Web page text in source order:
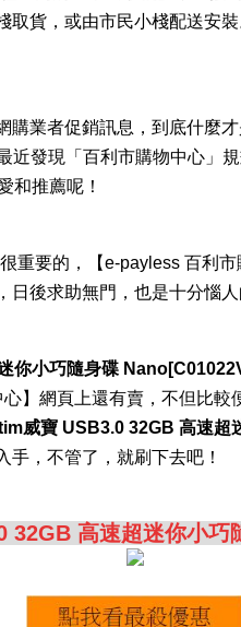
貨，或由市民小棧配送安
業者促銷訊息，到底什麼
近發現「百利市購物中心」
和推薦呢！
重要的，【e-payless 百利
後求助無門，也是十分惱人
你小巧隨身碟
】網頁上還有賣，不但比
威寶 USB3.0 32GB 高速
，不管了，就刷下去吧！
32GB 高速超迷你小巧